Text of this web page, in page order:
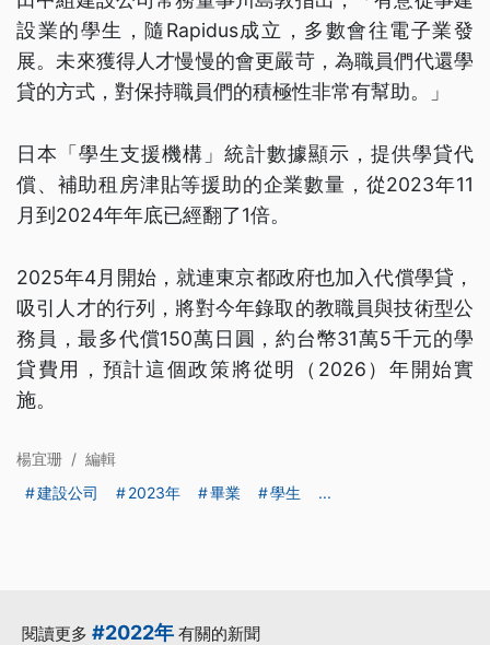
設業的學生，隨Rapidus成立，多數會往電子業發
展。未來獲得人才慢慢的會更嚴苛，為職員們代還學
貸的方式，對保持職員們的積極性非常有幫助。」
日本「學生支援機構」統計數據顯示，提供學貸代
償、補助租房津貼等援助的企業數量，從2023年11
月到2024年年底已經翻了1倍。
2025年4月開始，就連東京都政府也加入代償學貸，
吸引人才的行列，將對今年錄取的教職員與技術型公
務員，最多代償150萬日圓，約台幣31萬5千元的學
貸費用，預計這個政策將從明（2026）年開始實
施。
楊宜珊 / 編輯
建設公司
2023年 畢業 學生 ...
閱讀更多 #2022年 有關的新聞